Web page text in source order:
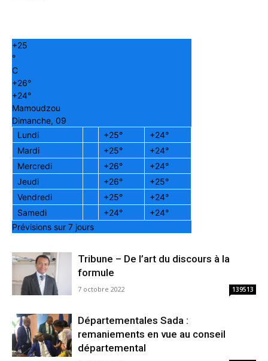
+25
°
C
+26°
+24°
Mamoudzou
Dimanche, 09
Lundi
+25° +24°
Mardi
+25° +24°
Mercredi
+26° +24°
Jeudi
+26° +25°
Vendredi
+25° +24°
Samedi
+24° +24°
Prévisions sur 7 jours
Tribune – De l’art du discours à la
formule
7 octobre 2022 139513
Départementales Sada :
remaniements en vue au conseil
départemental